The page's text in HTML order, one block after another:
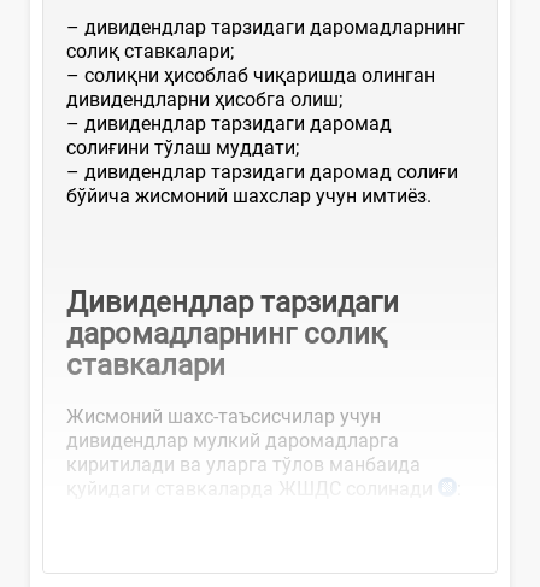
– дивидендлар тарзидаги даромадларнинг
солиқ ставкалари;
– солиқни ҳисоблаб чиқаришда олинган
дивидендларни ҳисобга олиш;
– дивидендлар тарзидаги даромад
солиғини тўлаш муддати;
– дивидендлар тарзидаги даромад солиғи
бўйича жисмоний шахслар учун имтиёз.
Дивидендлартарзидаги
даромадларнинг солиқ
ставкалари
Жисмоний шахс-таъсисчилар учун
дивидендлар мулкий даромадларга
киритилади ва уларга тўлов манбаида
қуйидаги ставкаларда ЖШДС солинади